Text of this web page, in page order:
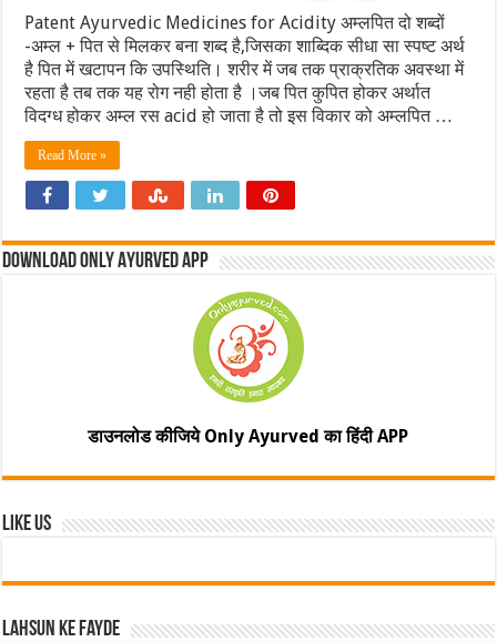
Patent Ayurvedic Medicines for Acidity अम्लपित दो शब्दों
-अम्ल + पित से मिलकर बना शब्द है,जिसका शाब्दिक सीधा सा स्पष्ट अर्थ
है पित में खटापन कि उपस्थिति। शरीर में जब तक प्राक्रतिक अवस्था में
रहता है तब तक यह रोग नही होता है ।जब पित कुपित होकर अर्थात
विदग्ध होकर अम्ल रस acid हो जाता है तो इस विकार को अम्लपित …
Read More »
Download Only Ayurved App
डाउनलोड कीजिये Only Ayurved का हिंदी APP
Like Us
Lahsun ke fayde